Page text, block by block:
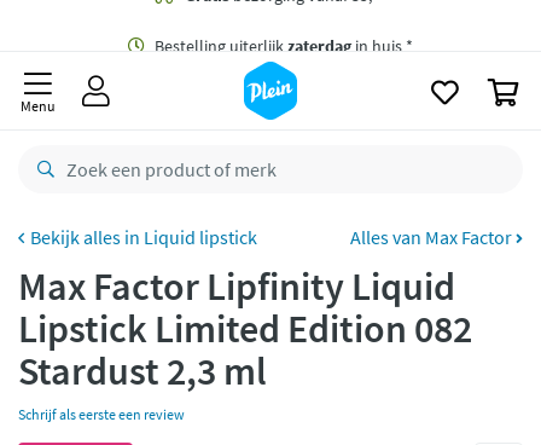
Bestelling uiterlijkzaterdag
retourneren
CO2 neutraal bezorgd
Betaal met Klarna
Menu
Liquid lipstick Alles van Max Factor
Max Factor Lipfinity Liquid
Lipstick Limited Edition 082
Stardust 2,3 ml
Schrijf als eerste een review